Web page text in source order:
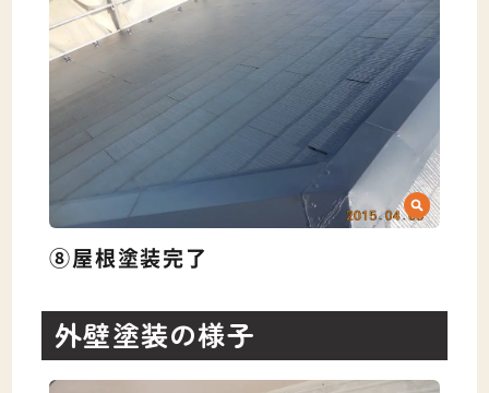
⑧屋根塗装完了
外壁塗装の様子